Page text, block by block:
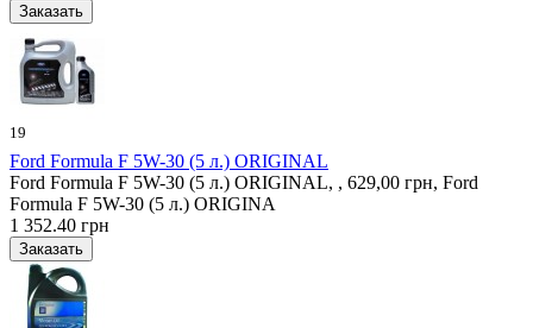
19
Ford Formula F 5W-30 (5 л.) ORIGINAL
Ford Formula F 5W-30 (5 л.) ORIGINAL, , 629,00 грн, Ford
Formula F 5W-30 (5 л.) ORIGINA
1 352.40 грн